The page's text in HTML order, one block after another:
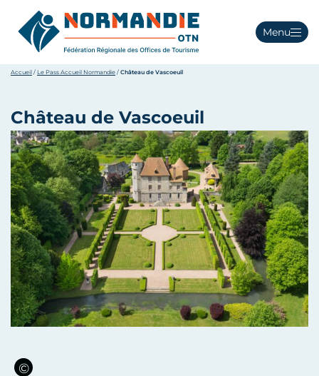
Menu
Accueil / Le Pass Accueil Normandie / Château de Vascoeuil
Château de Vascoeuil